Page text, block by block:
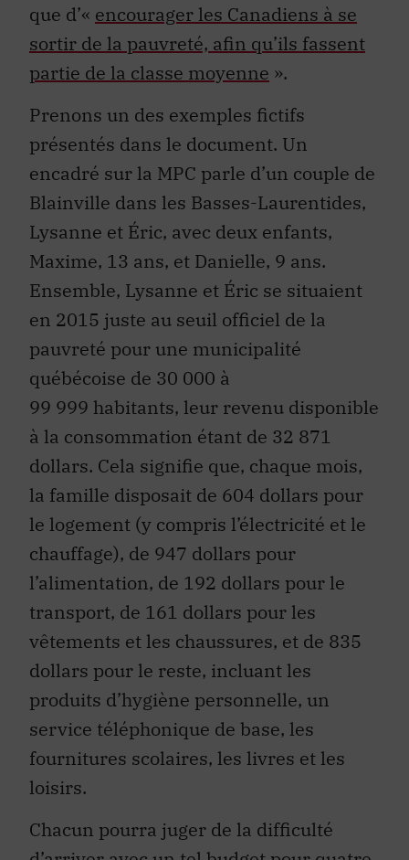
que d’« encourager les Canadiens à se
sortir de la pauvreté, afin qu’ils fassent
partie de la classe moyenne ».
Prenons un des exemples fictifs
présentés dans le document. Un
encadré sur la MPC parle d’un couple de
Blainville dans les Basses-Laurentides,
Lysanne et Éric, avec deux enfants,
Maxime, 13 ans, et Danielle, 9 ans.
Ensemble, Lysanne et Éric se situaient
en 2015 juste au seuil officiel de la
pauvreté pour une municipalité
québécoise de 30 000 à
99 999 habitants, leur revenu disponible
à la consommation étant de 32 871
dollars. Cela signifie que, chaque mois,
la famille disposait de 604 dollars pour
le logement (y compris l’électricité et le
chauffage), de 947 dollars pour
l’alimentation, de 192 dollars pour le
transport, de 161 dollars pour les
vêtements et les chaussures, et de 835
dollars pour le reste, incluant les
produits d’hygiène personnelle, un
service téléphonique de base, les
fournitures scolaires, les livres et les
loisirs.
Chacun pourra juger de la difficulté